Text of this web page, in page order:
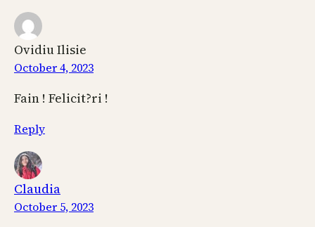
Ovidiu Ilisie
October 4, 2023
Fain ! Felicit?ri !
Reply
Claudia
October 5, 2023